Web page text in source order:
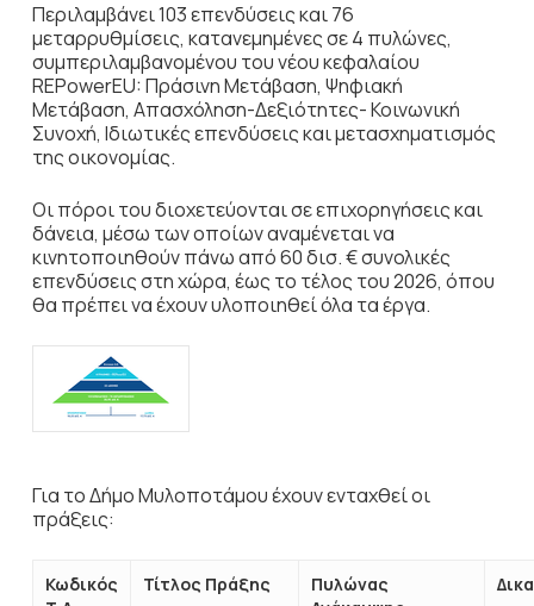
Περιλαμβάνει 103 επενδύσεις και 76
μεταρρυθμίσεις, κατανεμημένες σε 4 πυλώνες,
συμπεριλαμβανομένου του νέου κεφαλαίου
REPowerEU: Πράσινη Μετάβαση, Ψηφιακή
Μετάβαση, Απασχόληση-Δεξιότητες- Κοινωνική
Συνοχή, Ιδιωτικές επενδύσεις και μετασχηματισμός
της οικονομίας.
Οι πόροι του διοχετεύονται σε επιχορηγήσεις και
δάνεια, μέσω των οποίων αναμένεται να
κινητοποιηθούν πάνω από 60 δισ. € συνολικές
επενδύσεις στη χώρα, έως το τέλος του 2026, όπου
θα πρέπει να έχουν υλοποιηθεί όλα τα έργα.
Για το Δήμο Μυλοποτάμου έχουν ενταχθεί οι
πράξεις:
Κωδικός
Τίτλος Πράξης
Πυλώνας